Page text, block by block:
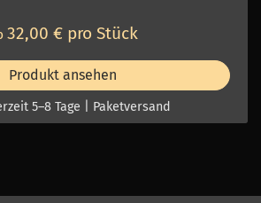
32,00 € pro Stück
Produkt ansehen
5–8 Tage | Paketversand